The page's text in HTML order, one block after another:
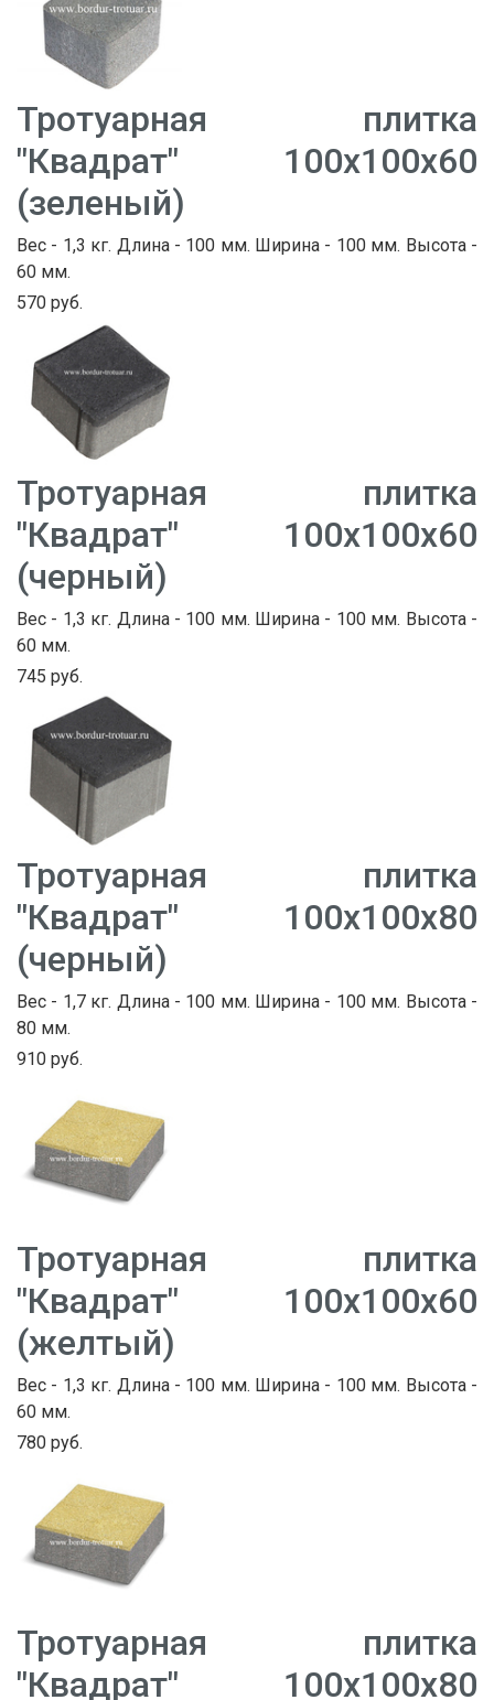
Тротуарная плитка
"Квадрат" 100х100х60
(зеленый)
Вес - 1,3 кг. Длина - 100 мм. Ширина - 100 мм. Высота -
60 мм.
570 руб.
Тротуарная плитка
"Квадрат" 100х100х60
(черный)
Вес - 1,3 кг. Длина - 100 мм. Ширина - 100 мм. Высота -
60 мм.
745 руб.
Тротуарная плитка
"Квадрат" 100х100х80
(черный)
Вес - 1,7 кг. Длина - 100 мм. Ширина - 100 мм. Высота -
80 мм.
910 руб.
Тротуарная плитка
"Квадрат" 100х100х60
(желтый)
Вес - 1,3 кг. Длина - 100 мм. Ширина - 100 мм. Высота -
60 мм.
780 руб.
Тротуарная плитка
"Квадрат" 100х100х80